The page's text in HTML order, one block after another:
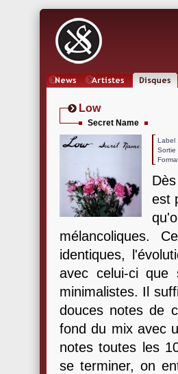
Low
Secret Name
Sortie
est
mélancoliques.
identiques,
avec celui-ci
minimalistes. Il
douces notes de
fond du mix avec
notes toutes les
se terminer, on